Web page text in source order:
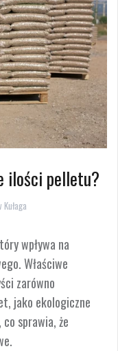
ilości pelletu?
Kułaga
wpływa na
Właściwe
zarówno
jako ekologiczne
sprawia, że